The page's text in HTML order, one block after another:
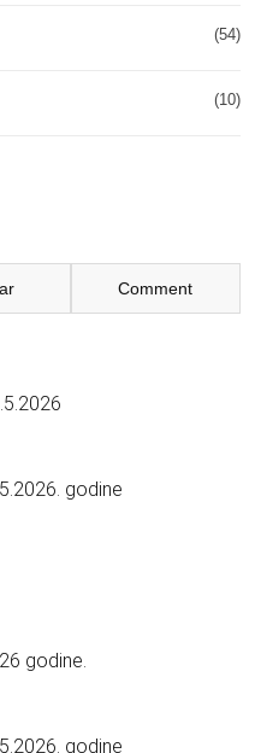
(54)
(10)
Comment
godine
godine.
godine